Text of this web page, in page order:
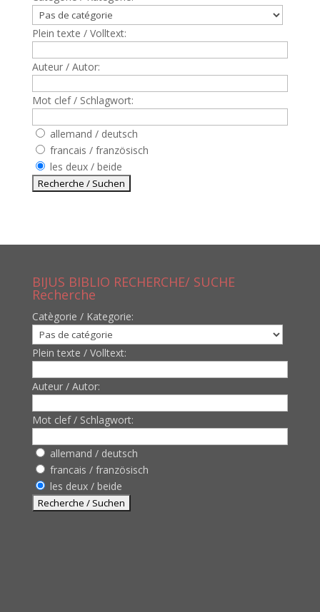
Plein texte / Volltext:
Auteur / Autor:
Mot clef / Schlagwort:
allemand / deutsch
francais / französisch
les deux / beide
BIJUS BIBLIO RECHERCHE/ SUCHE
Recherche
Catègorie / Kategorie:
Plein texte / Volltext:
Auteur / Autor:
Mot clef / Schlagwort:
allemand / deutsch
francais / französisch
les deux / beide